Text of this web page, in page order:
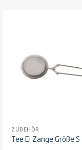
ZUBEHÖR
Tee Ei Zange Größe S